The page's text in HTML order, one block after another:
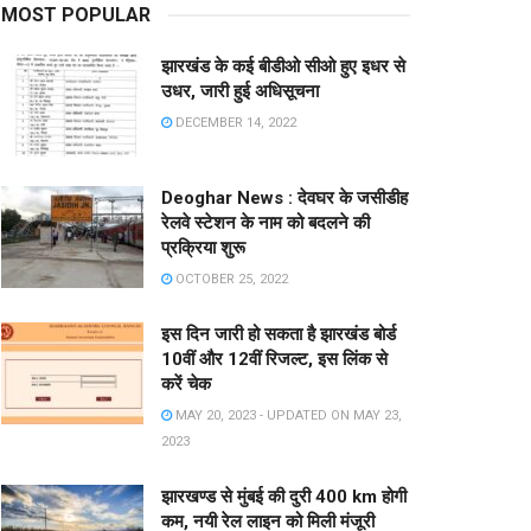
MOST POPULAR
झारखंड के कई बीडीओ सीओ हुए इधर से
उधर, जारी हुई अधिसूचना
DECEMBER 14, 2022
Deoghar News : देवघर के जसीडीह
रेलवे स्टेशन के नाम को बदलने की
प्रक्रिया शुरू
OCTOBER 25, 2022
इस दिन जारी हो सकता है झारखंड बोर्ड
10वीं और 12वीं रिजल्ट, इस लिंक से
करें चेक
MAY 20, 2023 - UPDATED ON MAY 23,
2023
झारखण्ड से मुंबई की दुरी 400 km होगी
कम, नयी रेल लाइन को मिली मंजूरी